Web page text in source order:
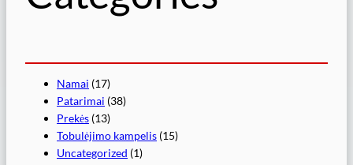
Namai (17)
Patarimai (38)
Prekės (13)
Tobulėjimo kampelis (15)
Uncategorized (1)